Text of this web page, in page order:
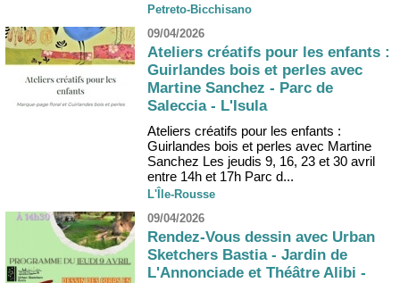
Petreto-Bicchisano
09/04/2026
Ateliers créatifs pour les enfants :
Guirlandes bois et perles avec
Martine Sanchez - Parc de
Saleccia - L'Isula
Ateliers créatifs pour les enfants :
Guirlandes bois et perles avec Martine
Sanchez Les jeudis 9, 16, 23 et 30 avril
entre 14h et 17h Parc d...
L'Île-Rousse
09/04/2026
Rendez-Vous dessin avec Urban
Sketchers Bastia - Jardin de
L'Annonciade et Théâtre Alibi -